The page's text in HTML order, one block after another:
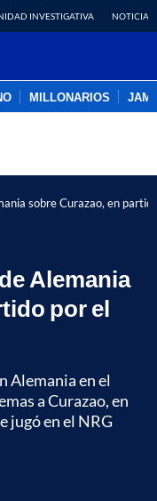
INVESTIGATIVA NOTICIAS
MILLONARIOS
sobre Curazao, en
Alemania
por el
Alemania en el
a Curazao, en
jugó en el NRG